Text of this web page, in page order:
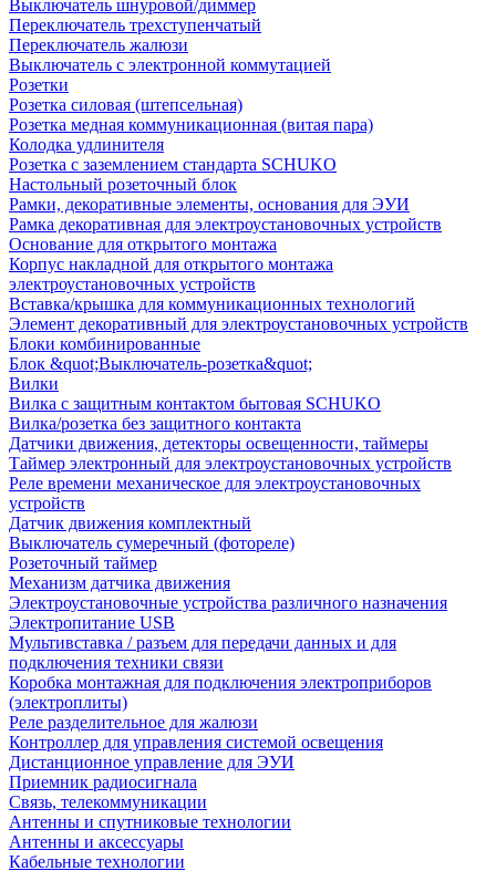
Выключатель шнуровой/диммер
Переключатель трехступенчатый
Переключатель жалюзи
Выключатель с электронной коммутацией
Розетки
Розетка силовая (штепсельная)
Розетка медная коммуникационная (витая пара)
Колодка удлинителя
Розетка с заземлением стандарта SCHUKO
Настольный розеточный блок
Рамки, декоративные элементы, основания для ЭУИ
Рамка декоративная для электроустановочных устройств
Основание для открытого монтажа
Корпус накладной для открытого монтажа
электроустановочных устройств
Вставка/крышка для коммуникационных технологий
Элемент декоративный для электроустановочных устройств
Блоки комбинированные
Блок &quot;Выключатель-розетка&quot;
Вилки
Вилка с защитным контактом бытовая SCHUKO
Вилка/розетка без защитного контакта
Датчики движения, детекторы освещенности, таймеры
Таймер электронный для электроустановочных устройств
Реле времени механическое для электроустановочных
устройств
Датчик движения комплектный
Выключатель сумеречный (фотореле)
Розеточный таймер
Механизм датчика движения
Электроустановочные устройства различного назначения
Электропитание USB
Мультивставка / разъем для передачи данных и для
подключения техники связи
Коробка монтажная для подключения электроприборов
(электроплиты)
Реле разделительное для жалюзи
Контроллер для управления системой освещения
Дистанционное управление для ЭУИ
Приемник радиосигнала
Связь, телекоммуникации
Антенны и спутниковые технологии
Антенны и аксессуары
Кабельные технологии